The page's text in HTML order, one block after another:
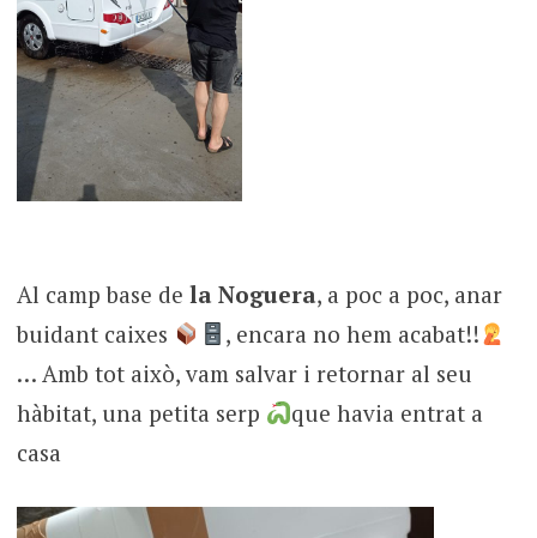
Al camp base de la Noguera, a poc a poc, anar
buidant caixes
, encara no hem acabat!!
… Amb tot això, vam salvar i retornar al seu
hàbitat, una petita serp
que havia entrat a
casa